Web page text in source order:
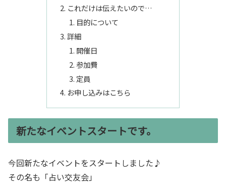
これだけは伝えたいので…
目的について
詳細
開催日
参加費
定員
お申し込みはこちら
新たなイベントスタートです。
今回新たなイベントをスタートしました♪
その名も「占い交友会」